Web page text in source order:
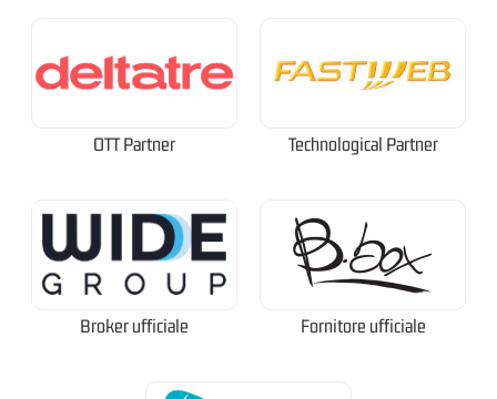
OTT Partner Technological Partner
Broker ufficiale Fornitore ufficiale